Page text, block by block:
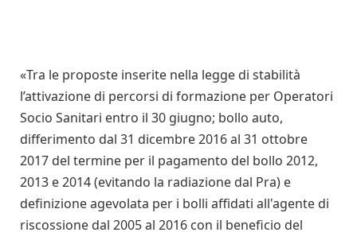
«Tra le proposte inserite nella legge di stabilità
l’attivazione di percorsi di formazione per Operatori
Socio Sanitari entro il 30 giugno; bollo auto,
differimento dal 31 dicembre 2016 al 31 ottobre
2017 del termine per il pagamento del bollo 2012,
2013 e 2014 (evitando la radiazione dal Pra) e
definizione agevolata per i bolli affidati all'agente di
riscossione dal 2005 al 2016 con il beneficio del